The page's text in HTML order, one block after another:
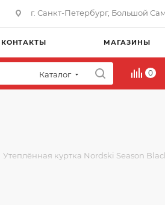
г. Санкт-Петербург, Большой
КОНТАКТЫ МАГАЗИНЫ
Каталог 0
Утеплённая куртка Nordski Season